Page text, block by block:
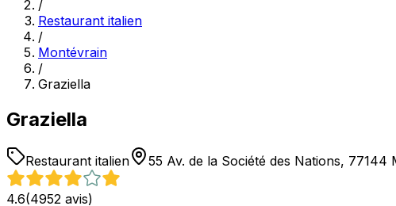
/
Restaurant italien
/
Montévrain
/
Graziella
Graziella
Restaurant italien 55 Av. de la Société des Nations, 77144
4.6(4952 avis)